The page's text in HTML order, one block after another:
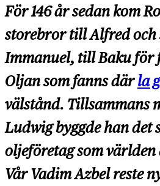
För 146 år sedan kom
storebror till Alfred
Immanuel, till Baku för
Oljan som fanns därla
välstånd. Tillsammans
Ludwig byggde han det
oljeföretag som
Vår Vadim Azbel reste